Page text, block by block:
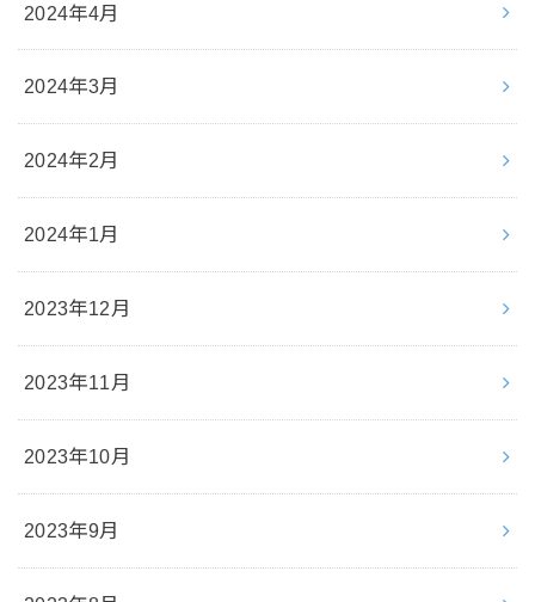
2024年4月
2024年3月
2024年2月
2024年1月
2023年12月
2023年11月
2023年10月
2023年9月